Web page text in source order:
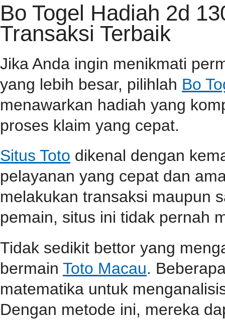
Bo Togel Hadiah 2d
Transaksi Terbaik
Jika Anda ingin menikmati
yang lebih besar, pilihlah Bo
menawarkan hadiah yang
proses klaim yang cepat.
Situs Toto dikenal dengan
pelayanan yang cepat dan
melakukan transaksi maupun
pemain, situs ini tidak pernah
Tidak sedikit bettor yang
bermain Toto Macau.
matematika untuk
Dengan metode ini, mereka